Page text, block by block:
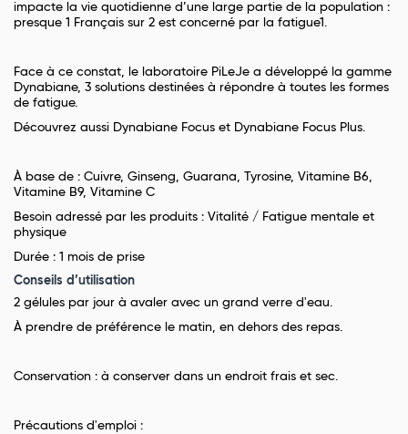
impacte la vie quotidienne d’une large partie de la population :
presque 1 Français sur 2 est concerné par la fatigue1.
Face à ce constat, le laboratoire PiLeJe a développé la gamme
Dynabiane, 3 solutions destinées à répondre à toutes les formes
de fatigue.
Découvrez aussi Dynabiane Focus et Dynabiane Focus Plus.
À base de : Cuivre, Ginseng, Guarana, Tyrosine, Vitamine B6,
Vitamine B9, Vitamine C
Besoin adressé par les produits : Vitalité / Fatigue mentale et
physique
Durée : 1 mois de prise
Conseils d’utilisation
2 gélules par jour à avaler avec un grand verre d'eau.
À prendre de préférence le matin, en dehors des repas.
Conservation : à conserver dans un endroit frais et sec.
Précautions d'emploi :